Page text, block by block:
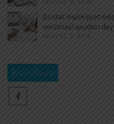
Dövlət
verilməsi qaydası
AUGUST 5, 2026
Bizi izləyin